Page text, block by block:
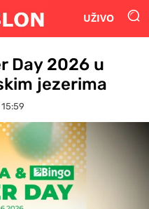
UŽIVO
Day 2026 u
jezerima